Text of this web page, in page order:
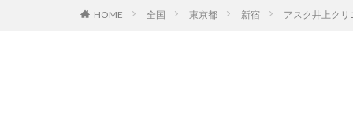
HOME 全国 東京都 新宿 アスク井上クリ